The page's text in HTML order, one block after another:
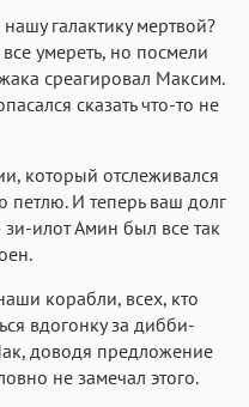
галактику мертвой?
умереть, но посмели
среагировал Максим.
сказать что-то не
который отслеживался
петлю. И теперь ваш долг
илот Амин был все так
корабли, всех, кто
вдогонку за дибби-
доводя предложение
не замечал этого.